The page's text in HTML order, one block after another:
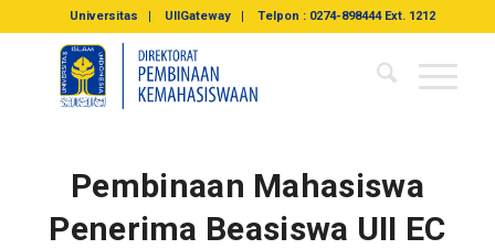
Universitas UIIGateway Telpon : 0274-898444 Ext. 1212
Pembinaan Mahasiswa
Penerima Beasiswa UII EC